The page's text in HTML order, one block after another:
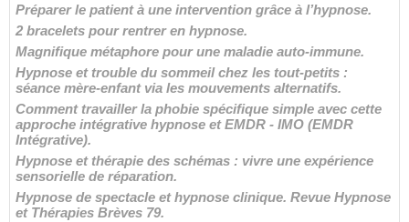
Préparer le patient à une intervention grâce à l’hypnose.
2 bracelets pour rentrer en hypnose.
Magnifique métaphore pour une maladie auto-immune.
Hypnose et trouble du sommeil chez les tout-petits :
séance mère-enfant via les mouvements alternatifs.
Comment travailler la phobie spécifique simple avec cette
approche intégrative hypnose et EMDR - IMO (EMDR
Intégrative).
Hypnose et thérapie des schémas : vivre une expérience
sensorielle de réparation.
Hypnose de spectacle et hypnose clinique. Revue Hypnose
et Thérapies Brèves 79.